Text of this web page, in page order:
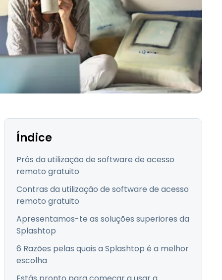
Controle Wi-Fi
Espaço de Trabalho
Seguro Zero Trust
Shield (Anti-fraude)
Todos os Produtos
e Design
e Finanças
os Setores
Nederlands
Português
简体中文
繁體中文
日本語
ภาษาไทย
Índice
Prós da utilização de software de acesso
remoto gratuito
Contras da utilização de software de acesso
remoto gratuito
Apresentamos-te as soluções superiores da
Splashtop
6 Razões pelas quais a Splashtop é a melhor
escolha